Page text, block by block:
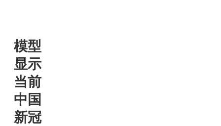
模型
显示
当前
中国
新冠